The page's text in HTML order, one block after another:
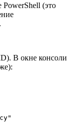
(это
В окне консоли